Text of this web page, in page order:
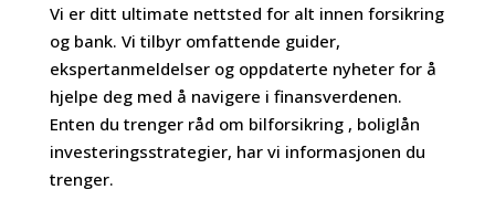
Vi er ditt ultimate nettsted for alt innen forsikring
og bank. Vi tilbyr omfattende guider,
ekspertanmeldelser og oppdaterte nyheter for å
hjelpe deg med å navigere i finansverdenen.
Enten du trenger råd om bilforsikring , boliglån
investeringsstrategier, har vi informasjonen du
trenger.